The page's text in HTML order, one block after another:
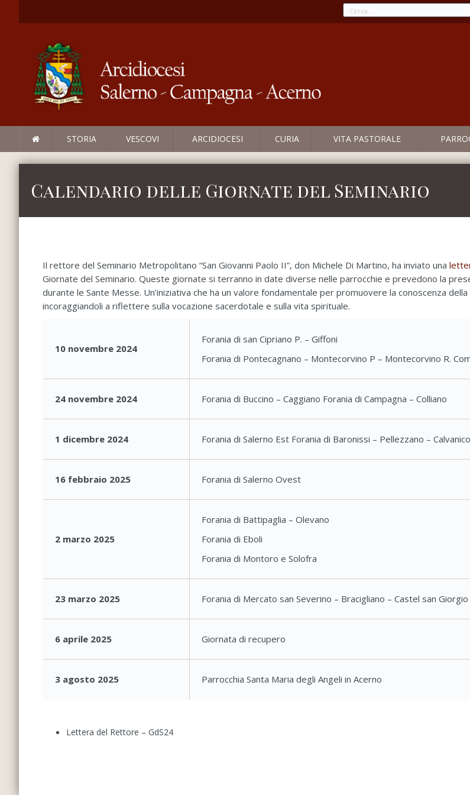
STORIA VESCOVI ARCIDIOCESI CURIA VITA PASTORALE
Calendario delle Giornate del Seminario
Il rettore del Seminario Metropolitano “San Giovanni Paolo II”, don Michele Di Martino, ha inviato una
Giornate del Seminario. Queste giornate si terranno in date diverse nelle parrocchie e prevedono la
durante le Sante Messe. Un’iniziativa che ha un valore fondamentale per promuovere la conoscenza
incoraggiandoli a riflettere sulla vocazione sacerdotale e sulla vita spirituale.
​10 novembre 2024
Forania di san Cipriano P. – Giffoni
Forania di Pontecagnano – Montecorvino P – Montecorvino R.
24 novembre 2024 Forania di Buccino – Caggiano Forania di Campagna – Colliano
1 dicembre 2024 Forania di Salerno Est Forania di Baronissi – Pellezzano – Calvanico
16 febbraio 2025 Forania di Salerno Ovest
2 marzo 2025
Forania di Battipaglia – Olevano
Forania di Eboli
Forania di Montoro e Solofra
23 marzo 2025 Forania di Mercato san Severino – Bracigliano – Castel san Giorgio
6 aprile 2025 Giornata di recupero
3 agosto 2025 Parrocchia Santa Maria degli Angeli in Acerno
Lettera del Rettore – GdS24